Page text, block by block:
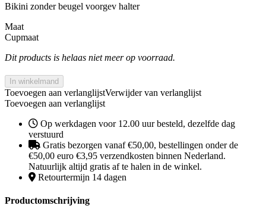
Bikini zonder beugel voorgev halter
Maat
Cupmaat
Dit products is helaas niet meer op voorraad.
In winkelmand
Toevoegen aan verlanglijstVerwijder van verlanglijst
Toevoegen aan verlanglijst
Op werkdagen voor 12.00 uur besteld, dezelfde dag
verstuurd
Gratis bezorgen vanaf €50,00, bestellingen onder de
€50,00 euro €3,95 verzendkosten binnen Nederland.
Natuurlijk altijd gratis af te halen in de winkel.
Retourtermijn 14 dagen
Productomschrijving